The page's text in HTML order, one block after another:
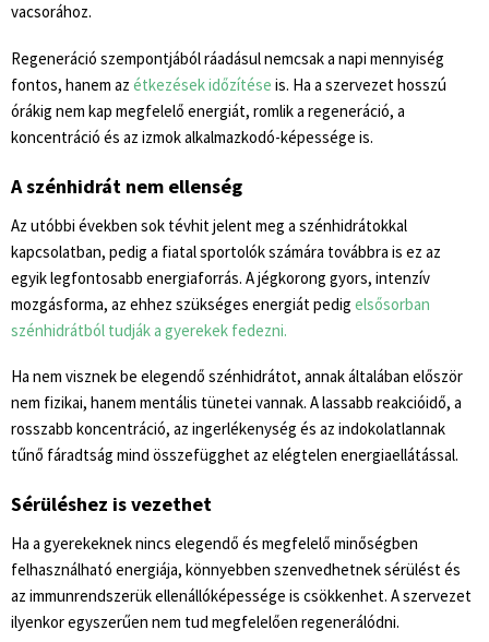
vacsorához.
Regeneráció szempontjából ráadásul nemcsak a napi mennyiség
fontos, hanem az étkezések időzítése is. Ha a szervezet hosszú
órákig nem kap megfelelő energiát, romlik a regeneráció, a
koncentráció és az izmok alkalmazkodó-képessége is.
A szénhidrát nem ellenség
Az utóbbi években sok tévhit jelent meg a szénhidrátokkal
kapcsolatban, pedig a fiatal sportolók számára továbbra is ez az
egyik legfontosabb energiaforrás. A jégkorong gyors, intenzív
mozgásforma, az ehhez szükséges energiát pedig elsősorban
szénhidrátból tudják a gyerekek fedezni.
Ha nem visznek be elegendő szénhidrátot, annak általában először
nem fizikai, hanem mentális tünetei vannak. A lassabb reakcióidő, a
rosszabb koncentráció, az ingerlékenység és az indokolatlannak
tűnő fáradtság mind összefügghet az elégtelen energiaellátással.
Sérüléshez is vezethet
Ha a gyerekeknek nincs elegendő és megfelelő minőségben
felhasználható energiája, könnyebben szenvedhetnek sérülést és
az immunrendszerük ellenállóképessége is csökkenhet. A szervezet
ilyenkor egyszerűen nem tud megfelelően regenerálódni.